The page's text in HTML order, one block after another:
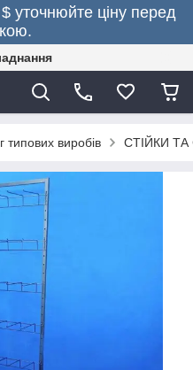
уточнюйте ціну перед
типових виробів СТІЙКИ